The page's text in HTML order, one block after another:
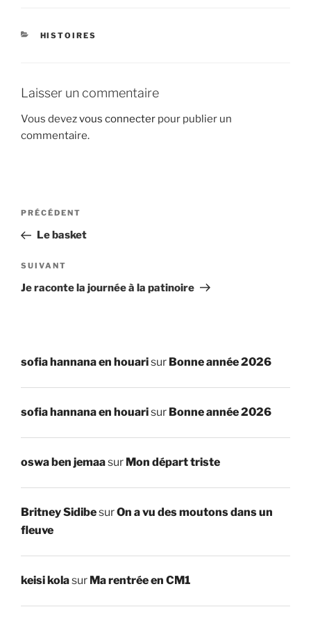
CATÉGORIES
HISTOIRES
Laisser un commentaire
Vous devezvous connecter pour publier un
commentaire.
Navigation
l’article
Article
précédent
PRÉCÉDENT
Le basket
Article
suivant
SUIVANT
Je raconte la journée à la patinoire
sofia hannana en houarisur Bonne année 2026
sofia hannana en houarisur Bonne année 2026
oswa ben jemaasur Mon départ triste
Britney SidibesurOn a vu des moutons dans un
fleuve
keisi kolasur Ma rentrée en CM1